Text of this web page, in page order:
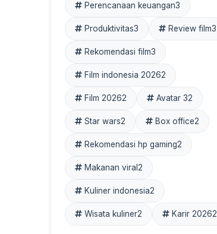
Perencanaan keuangan3
Produktivitas3 Review film3
Rekomendasi film3
Film indonesia 20262
Film 20262 Avatar 32
Star wars2 Box office2
Rekomendasi hp gaming2
Makanan viral 2
Kuliner indonesia2
Wisata kuliner2 Karir 20262